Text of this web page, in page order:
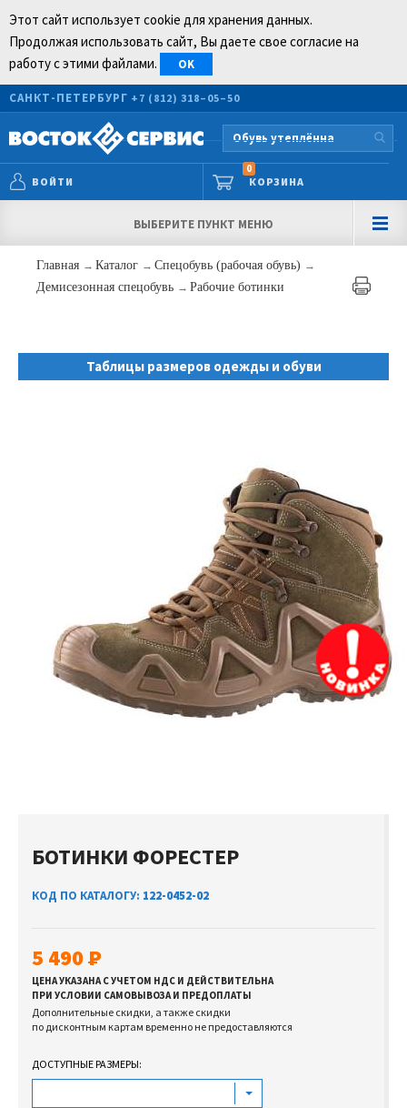
Этот сайт использует cookie для хранения данных.
Продолжая использовать сайт, Вы даете свое согласие на
работу с этими файлами.
OK
САНКТ-ПЕТЕРБУРГ +7 (812) 318–05–50
ВОЙТИ КОРЗИНА
0
ВЫБЕРИТЕ ПУНКТ МЕНЮ
Главная → Каталог → Спецобувь (рабочая обувь) →
Демисезонная спецобувь → Рабочие ботинки
Таблицы размеров одежды и обуви
БОТИНКИ ФОРЕСТЕР
КОД ПО КАТАЛОГУ: 122-0452-02
5 490
ЦЕНА УКАЗАНА С УЧЕТОМ НДС И ДЕЙСТВИТЕЛЬНА
ПРИ УСЛОВИИ САМОВЫВОЗА И ПРЕДОПЛАТЫ
Дополнительные скидки, а также скидки
по дисконтным картам временно не предоставляются
ДОСТУПНЫЕ РАЗМЕРЫ: